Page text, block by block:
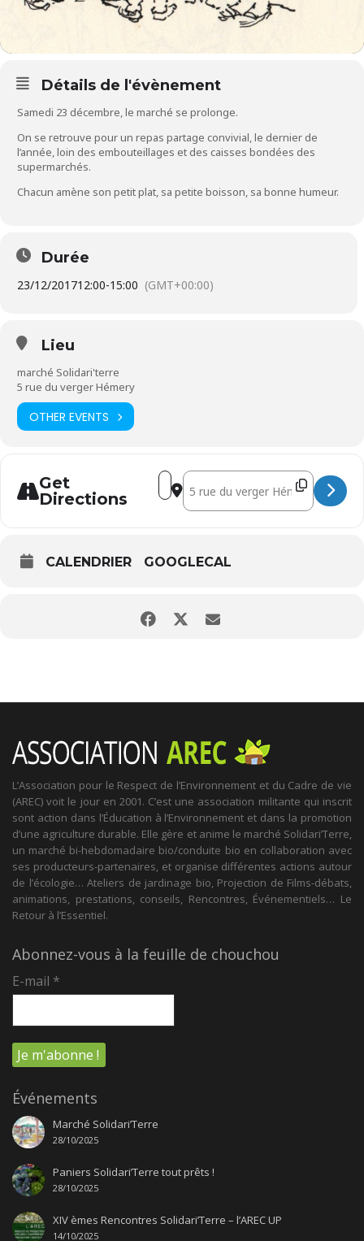
Détails de l'évènement
Samedi 23 décembre, le marché se prolonge.
On se retrouve pour un repas partage convivial, le dernier de
l’année, loin des embouteillages et des caisses bondées des
supermarchés.
Chacun amène son petit plat, sa petite boisson, sa bonne humeur.
Durée
23/12/201712:00-15:00 (GMT+00:00)
Lieu
marché Solidari'terre
5 rue du verger Hémery
OTHER EVENTS
Get
Directions
Address - Repas partage []
Destination Address - Repas
CALENDRIER GOOGLECAL
L’Association pour le Respect de l’Environnement et du Cadre de vie
(AREC) voit le jour en 2001. C’est une association militante qui inscrit
sont action dans l’Éducation à l’Environnement et dans la promotion
d’une agriculture durable. Elle gère et anime le marché Solidari’Terre,
un marché bi-hebdomadaire bio/conduite bio en collaboration avec
ses producteurs-partenaires, et organise différentes actions autour
de l’écologie… Ateliers de jardinage bio, Projection de Films-débats,
animations, prestations, conseils, Rencontres, Événementiels… Le
Retour à l’Essentiel.
Abonnez-vous à la feuille de chouchou
E-mail *
Événements
Marché Solidari’Terre
28/10/2025
Paniers Solidari’Terre tout prêts !
28/10/2025
XIV èmes Rencontres Solidari’Terre – l’AREC UP
14/10/2025